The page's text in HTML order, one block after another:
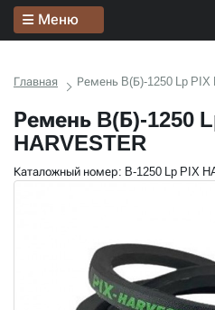
Меню
Главная Ремень B(Б)-1250 Lp PIX
Ремень B(Б)-1250
HARVESTER
Каталожный номер: B-1250 Lp PIX